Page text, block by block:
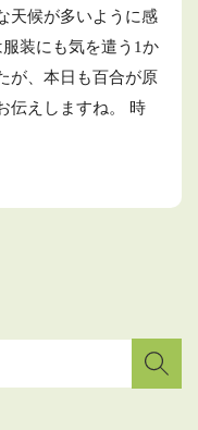
天候が多いように感
服装にも気を遣う1か
が、本日も百合が原
伝えしますね。 時